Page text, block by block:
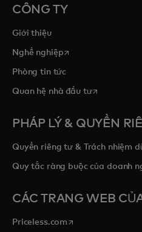
CÔNG TY
Giới thiệu
Nghề nghiệpopens in a new tab
Phòng tin tức
Quan hệ nhà đầu tưopens in a
PHÁP LÝ & QUYỀN
Quyền riêng tư & Trách nhiệm
Quy tắc ràng buộc của doanh
CÁC TRANG WEB
Priceless.com opens in a new tab